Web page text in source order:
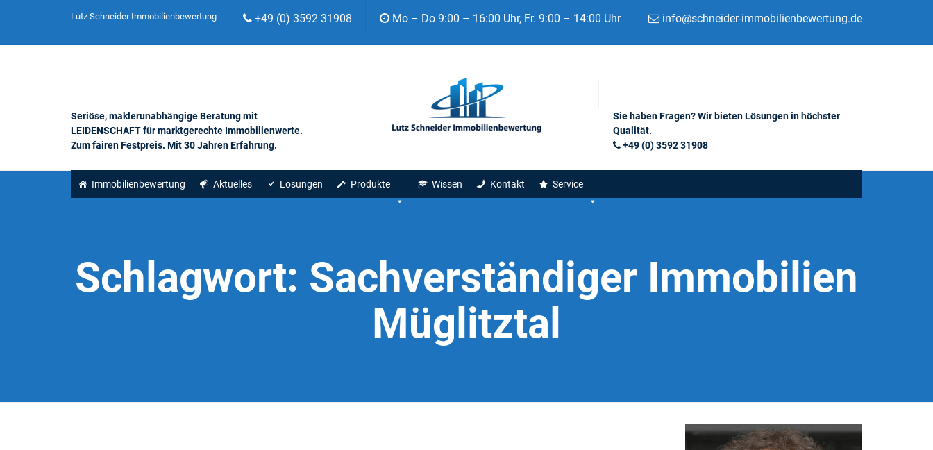
Lutz Schneider Immobilienbewertung +49 (0) 3592 31908 Mo – Do 9:00 – 16:00 Uhr, Fr. 9:00 – 14:00 Uhr info@schneider-immobilienbewertung.de
Seriöse, maklerunabhängige Beratung mit
LEIDENSCHAFT für marktgerechte Immobilienwerte.
Zum fairen Festpreis. Mit 30 Jahren Erfahrung.
Sie haben Fragen? Wir bieten Lösungen in höchster
Qualität.
+49 (0) 3592 31908
Immobilienbewertung Aktuelles Lösungen Produkte Wissen Kontakt Service
Schlagwort: Sachverständiger Immobilien
Müglitztal